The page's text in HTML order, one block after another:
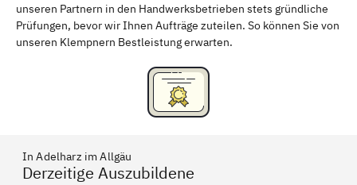
unseren Partnern in den Handwerksbetrieben stets gründliche
Prüfungen, bevor wir Ihnen Aufträge zuteilen. So können Sie von
unseren Klempnern Bestleistung erwarten.
In Adelharz im Allgäu
Derzeitige Auszubildene